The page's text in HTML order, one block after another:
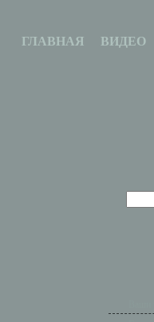
ГЛАВНАЯ ВИДЕО